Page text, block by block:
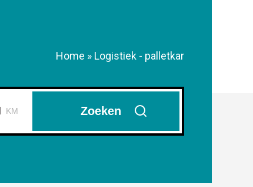
Home » Logistiek - palletkar
KM Zoeken